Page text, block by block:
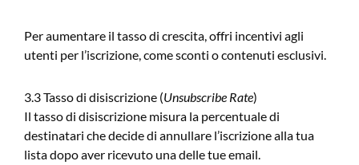
Per aumentare il tasso di crescita, offri incentivi agli
utenti per l’iscrizione, come sconti o contenuti esclusivi.
3.3 Tasso di disiscrizione (Unsubscribe Rate)
Il tasso di disiscrizione misura la percentuale di
destinatari che decide di annullare l’iscrizione alla tua
lista dopo aver ricevuto una delle tue email.